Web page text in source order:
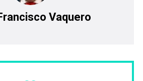
Vaquero